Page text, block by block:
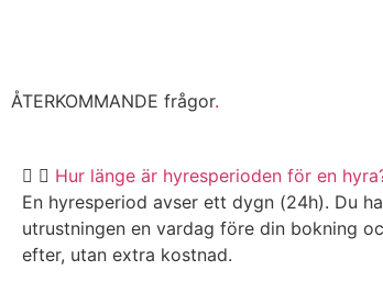
ÅTERKOMMANDE frågor.
Hur länge är hyresperioden för en
En hyresperiod avser ett dygn (24h). Du
utrustningen en vardag före din bokning
efter, utan extra kostnad.